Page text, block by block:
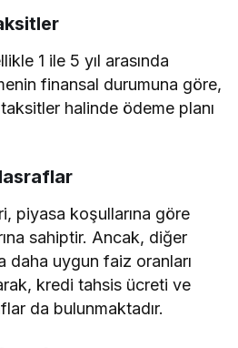
1 ile 5 yıl arasında
finansal durumuna göre,
halinde ödeme planı
piyasa koşullarına göre
sahiptir. Ancak, diğer
daha uygun faiz oranları
kredi tahsis ücreti ve
da bulunmaktadır.